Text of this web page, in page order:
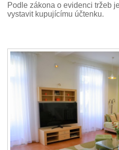
Podle zákona o evidenci tržeb
vystavit kupujícímu účtenku.